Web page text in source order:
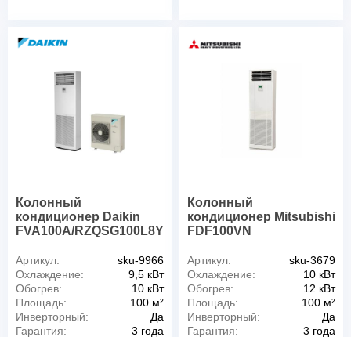
Колонный
кондиционер Daikin
FVA100A/RZQSG100L8Y
Артикул:
sku-9966
Охлаждение:
9,5 кВт
Обогрев:
10 кВт
Площадь:
100 м²
Инверторный:
Да
Гарантия:
3 года
Колонный
кондиционер Mitsubishi
FDF100VN
Артикул:
sku-3679
Охлаждение:
10 кВт
Обогрев:
12 кВт
Площадь:
100 м²
Инверторный:
Да
Гарантия:
3 года